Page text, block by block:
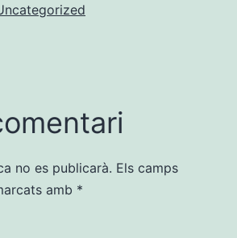
no es publicarà. Els camps
amb *